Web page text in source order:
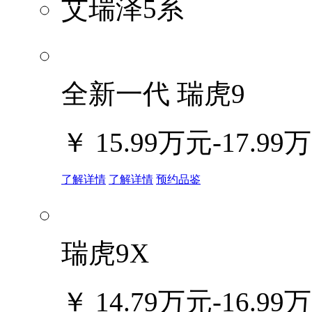
艾瑞泽5系
全新一代 瑞虎9
￥ 15.99万元-17.99
了解详情 了解详情 预约品鉴
瑞虎9X
￥ 14.79万元-16.99